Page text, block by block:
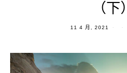
（下）
POSTED
11 4 月, 2021